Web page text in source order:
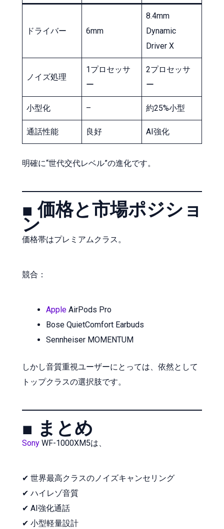
ドライバー 6mm
8.4mm
Dynamic
Driver X
ノイズ処理
1プロセッサ
ー
2プロセッサ
ー
小型化 – 約25%小型
通話性能 良好 AI強化
明確に“世代交代レベル”の進化です。
■ 価格と市場ポジショ
ン
価格帯はプレミアムクラス。
競合：
Apple AirPods Pro
Bose QuietComfort Earbuds
Sennheiser MOMENTUM
しかし音質重視ユーザーにとっては、依然として
トップクラスの選択肢です。
■ まとめ
Sony WF-1000XM5は、
✔ 世界最高クラスのノイズキャンセリング
✔ ハイレゾ音質
✔ AI強化通話
✔ 小型軽量設計